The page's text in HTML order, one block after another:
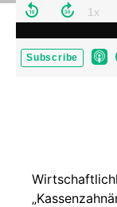
Subscribe